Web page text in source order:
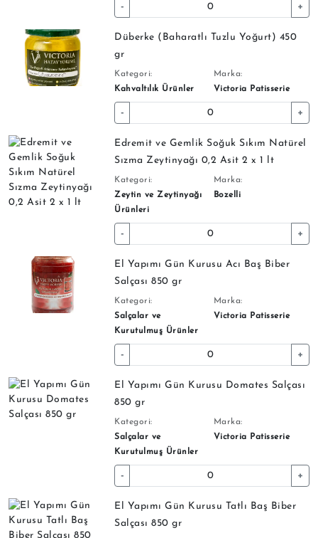
- +
Düberke (Baharatlı Tuzlu Yoğurt) 450
gr
Kategori:
Kahvaltılık Ürünler
Marka:
Victoria Patisserie
- +
Edremit ve Gemlik Soğuk Sıkım Natürel
Sızma Zeytinyağı 0,2 Asit 2 x 1 lt
Kategori:
Zeytin ve Zeytinyağı
Ürünleri
Marka:
Bozelli
- +
El Yapımı Gün Kurusu Acı Baş Biber
Salçası 850 gr
Kategori:
Salçalar ve
Kurutulmuş Ürünler
Marka:
Victoria Patisserie
- +
El Yapımı Gün Kurusu Domates Salçası
850 gr
Kategori:
Salçalar ve
Kurutulmuş Ürünler
Marka:
Victoria Patisserie
- +
El Yapımı Gün Kurusu Tatlı Baş Biber
Salçası 850 gr